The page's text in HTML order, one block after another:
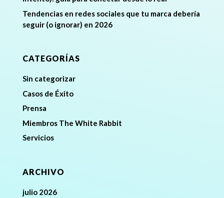
Tendencias en redes sociales que tu marca debería
seguir (o ignorar) en 2026
CATEGORÍAS
Sin categorizar
Casos de Éxito
Prensa
Miembros The White Rabbit
Servicios
ARCHIVO
julio 2026